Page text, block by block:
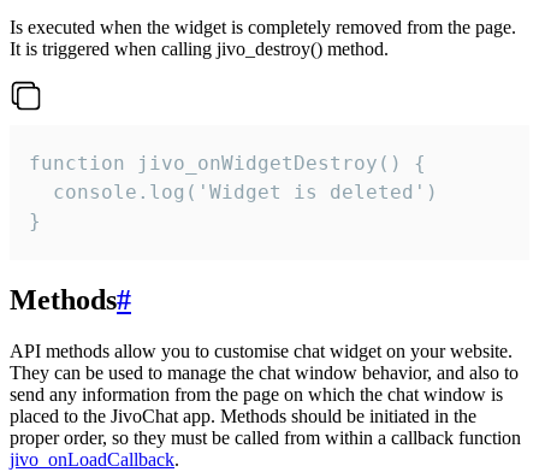
Is executed when the widget is completely removed from the page.
It is triggered when calling jivo_destroy() method.
function jivo_onWidgetDestroy() {
  console.log('Widget is deleted')
}
Methods#
API methods allow you to customise chat widget on your website.
They can be used to manage the chat window behavior, and also to
send any information from the page on which the chat window is
placed to the JivoChat app. Methods should be initiated in the
proper order, so they must be called from within a callback function
jivo_onLoadCallback.